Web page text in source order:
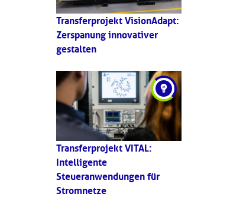
Transferprojekt VisionAdapt:
Zerspanung innovativer
gestalten
Transferprojekt VITAL:
Intelligente
Steueranwendungen für
Stromnetze